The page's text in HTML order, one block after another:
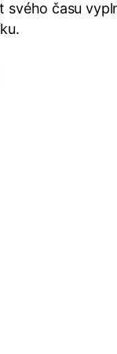
svého času